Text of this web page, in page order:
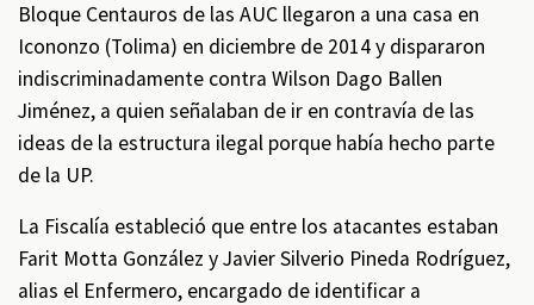
Bloque Centauros de las AUC llegaron a una casa en
Icononzo (Tolima) en diciembre de 2014 y dispararon
indiscriminadamente contra Wilson Dago Ballen
Jiménez, a quien señalaban de ir en contravía de las
ideas de la estructura ilegal porque había hecho parte
de la UP.
La Fiscalía estableció que entre los atacantes estaban
Farit Motta González y Javier Silverio Pineda Rodríguez,
alias el Enfermero, encargado de identificar a